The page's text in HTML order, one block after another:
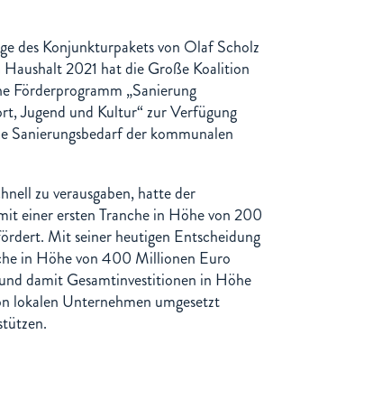
des Konjunktur­pakets von Olaf Scholz
2021 hat die Große Koalition
Förderprogramm „Sanierung
Jugend und Kultur“ zur Verfügung
Sanierungsbedarf der kommunalen
zu veraus­gaben, hatte der
einer ersten Tranche in Höhe von 200
Mit seiner heutigen Entscheidung
in Höhe von 400 Millionen Euro
damit Gesamtinvestitionen in Höhe
lokalen Unternehmen umgesetzt